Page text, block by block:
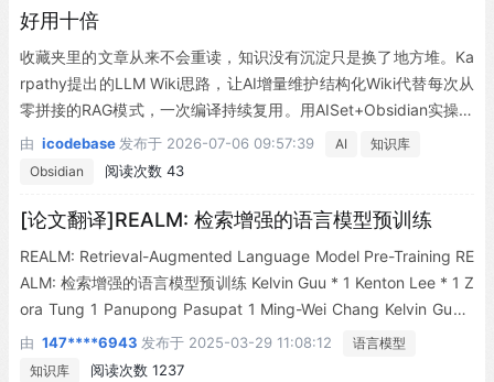
好用十倍
收藏夹里的文章从来不会重读，知识没有沉淀只是换了地方堆。Ka
rpathy提出的LLM Wiki思路，让AI增量维护结构化Wiki代替每次从
零拼接的RAG模式，一次编译持续复用。用AISet+Obsidian实操搭
建，从采集到编译到查询到治理，跑通个人知识管理全流程。
由 icodebase 发布于 2026-07-06 09:57:39 AI
知识库
Obsidian
阅读次数 43
[论文翻译]REALM: 检索增强的语言模型预训练
REALM: Retrieval-Augmented Language Model Pre-Training RE
ALM: 检索增强的语言模型预训练 Kelvin Guu * 1 Kenton Lee * 1 Z
ora Tung 1 Panupong Pasupat 1 Ming-Wei Chang Kelvin Guu *
1 Kenton Lee * 1 Zora Tung 1 Panupong Pasupat 1 Ming-Wei C
hang Abstract 摘要 Language model pr... 语言模型预训练已被证
由 147****6943 发布于 2025-03-29 11:08:12
语言模型
知识库
阅读次数 1237